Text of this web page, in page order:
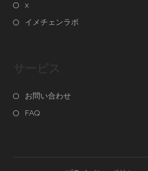
x
イメチェンラボ
お問い合わせ
FAQ